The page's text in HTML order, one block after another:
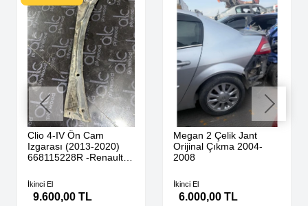
Clio 4-IV Ön Cam
Izgarası (2013-2020)
668115228R -Renault
İkinci El
9.600,00 TL
Megan 2 Çelik Jant
Orijinal Çıkma 2004-
2008
İkinci El
6.000,00 TL